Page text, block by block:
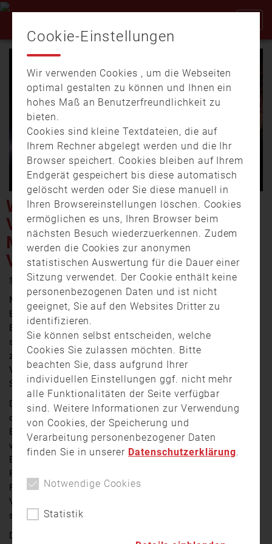
Video
WALDSASSEN: BRAND
VERURSACHT
MILLIONENSCHADEN – 7
VERLETZTE
26. Mai 2017 16:42
Millionenschaden nach einem Großbrand.
Bei einem Brand zweier direkt nebeneinander liegender
Bauernhöfe im Waldsassener Ortsteil Schottenhof sind
sieben Personen leicht verletzt worden. In der Nacht
zum Donnerstag bemerkte die Bewohnerin eines
Vierseithofes beim Blick aus ihrem
Schlafzimmerfenster einen hellen Feuerschein.
Die alarmierten Feuerwehren konnten ein Übergreifen
der Flammen auf die Wohnhäuser verhindern. Vier
Bewohner des Hofes mussten vom Rettungsdienst
wegen leichten Schocks behandelt werden. Der
Bewohner des anderen Hofse erlitt eine leichte
Rauchgasvergiftung. Außerdem erlitten zwei
Feuerwehrleute bei den Löscharbeiten leichte
Verletzungen. Es entstand ein Sachschaden im unteren
siebenstelligen Bereich.
Die Brandursache ist noch unklar. Die Kripo Weiden
Cookie-Einstellungen
Wir verwenden Cookies , um die Webseiten
optimal gestalten zu können und Ihnen ein
hohes Maß an Benutzerfreundlichkeit zu
bieten.
Cookies sind kleine Textdateien, die auf
Ihrem Rechner abgelegt werden und die Ihr
Browser speichert. Cookies bleiben auf Ihrem
Endgerät gespeichert bis diese automatisch
gelöscht werden oder Sie diese manuell in
Ihren Browsereinstellungen löschen. Cookies
ermöglichen es uns, Ihren Browser beim
nächsten Besuch wiederzuerkennen. Zudem
werden die Cookies zur anonymen
statistischen Auswertung für die Dauer einer
Sitzung verwendet. Der Cookie enthält keine
personenbezogenen Daten und ist nicht
geeignet, Sie auf den Websites Dritter zu
identifizieren.
Sie können selbst entscheiden, welche
Cookies Sie zulassen möchten. Bitte
beachten Sie, dass aufgrund Ihrer
individuellen Einstellungen ggf. nicht mehr
alle Funktionalitäten der Seite verfügbar
sind. Weitere Informationen zur Verwendung
von Cookies, der Speicherung und
Verarbeitung personenbezogener Daten
finden Sie in unserer Datenschutzerklärung.
Notwendige Cookies
Statistik